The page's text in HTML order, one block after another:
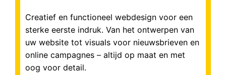
Creatief en functioneel webdesign voor een
sterke eerste indruk. Van het ontwerpen van
uw website tot visuals voor nieuwsbrieven en
online campagnes – altijd op maat en met
oog voor detail.